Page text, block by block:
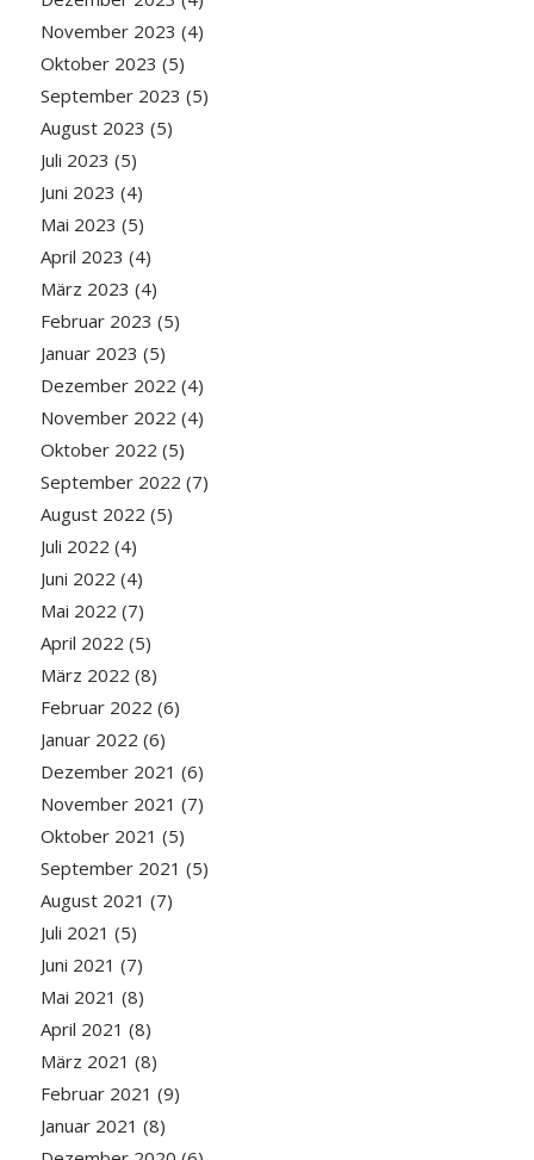
November 2023 (4)
Oktober 2023 (5)
September 2023 (5)
August 2023 (5)
Juli 2023 (5)
Juni 2023 (4)
Mai 2023 (5)
April 2023 (4)
März 2023 (4)
Februar 2023 (5)
Januar 2023 (5)
Dezember 2022 (4)
November 2022 (4)
Oktober 2022 (5)
September 2022 (7)
August 2022 (5)
Juli 2022 (4)
Juni 2022 (4)
Mai 2022 (7)
April 2022 (5)
März 2022 (8)
Februar 2022 (6)
Januar 2022 (6)
Dezember 2021 (6)
November 2021 (7)
Oktober 2021 (5)
September 2021 (5)
August 2021 (7)
Juli 2021 (5)
Juni 2021 (7)
Mai 2021 (8)
April 2021 (8)
März 2021 (8)
Februar 2021 (9)
Januar 2021 (8)